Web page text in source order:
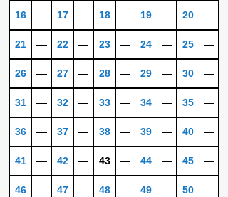
16 ―
21 ―
26 ―
31 ―
36 ―
41 ―
46 ―
17 ―
22 ―
27 ―
32 ―
37 ―
42 ―
47 ―
18 ―
23 ―
28 ―
33 ―
38 ―
43 ―
48 ―
19 ―
24 ―
29 ―
34 ―
39 ―
44 ―
49 ―
20 ―
25 ―
30 ―
35 ―
40 ―
45 ―
50 ―